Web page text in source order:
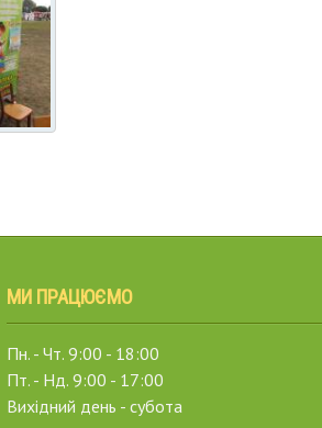
МИ ПРАЦЮЄМО
Пн. - Чт. 9:00 - 18:00
Пт. - Нд. 9:00 - 17:00
Вихідний день - субота